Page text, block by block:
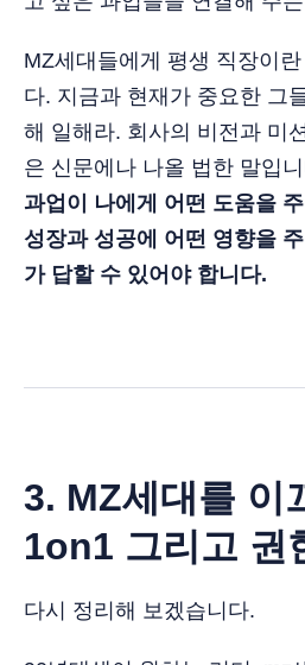
MZ세대들에게 평생 직장이
다. 지금과 현재가 중요한 그
해 일해라. 회사의 비전과 미
은 신문에나 나올 법한 말입
과업이 나에게 어떤 도움을
성장과 성공에 어떤 영향을
가 답할 수 있어야 합니다.
3. MZ세대를 이
1on1 그리고 권
다시 정리해 보겠습니다.